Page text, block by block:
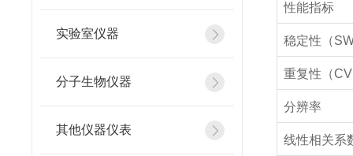
实验室仪器
分子生物仪器
其他仪器仪表
性能指标
稳定性（
重复性（
分辨率
线性相关系